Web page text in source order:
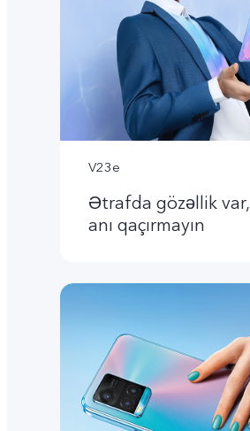
V23e
Ətrafda gözəllik var,
anı qaçırmayın